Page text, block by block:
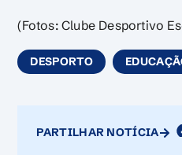
(Fotos: Clube Desportivo
DESPORTO
PARTILHAR NOTÍCIA